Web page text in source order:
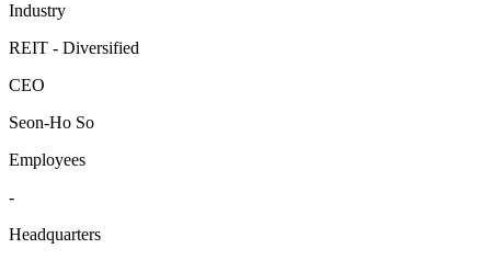
Industry
REIT - Diversified
CEO
Seon-Ho So
Employees
-
Headquarters